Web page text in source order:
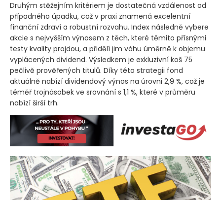
Druhým stěžejním kritériem je dostatečná vzdálenost od
případného úpadku, což v praxi znamená excelentní
finanční zdraví a robustní rozvahu. Index následně vybere
akcie s nejvyšším výnosem z těch, které těmito přísnými
testy kvality projdou, a přidělí jim váhu úměrně k objemu
vyplácených dividend. Výsledkem je exkluzivní koš 75
pečlivě prověřených titulů. Díky této strategii fond
aktuálně nabízí dividendový výnos na úrovni 2,9 %, což je
téměř trojnásobek ve srovnání s 1,1 %, které v průměru
nabízí širší trh.